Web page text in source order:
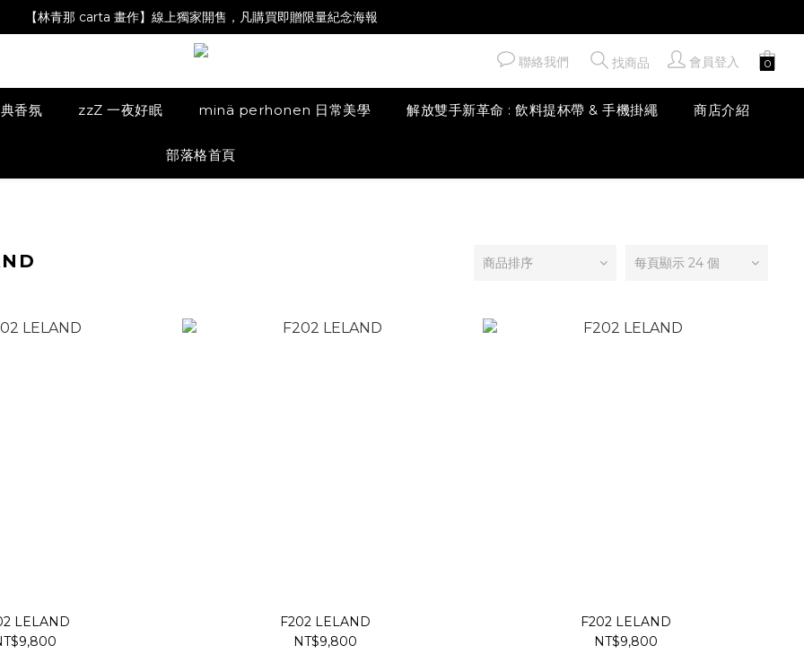
【Magazine B】單筆消費滿NT$2,000，即贈閱讀禮物明信片組
【Magazine B】單筆消費滿NT$2,000，即贈閱讀禮物明信片組
聯絡我們
找商品 會員登入
香氛 zzZ 一夜好眠 minä perhonen 日常美學 解放雙手新革命 : 飲料提杯帶 & 手機掛繩 商店介紹
部落格首頁
商品排序 每頁顯示 24 個
LELAND
F202 LELAND
NT$9,800
F202 LELAND
NT$9,800